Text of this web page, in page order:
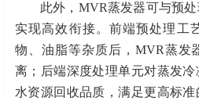
此外， MVR蒸发器可与预
实现高效衔接。前端预处理工
物、油脂等杂质后，MVR蒸发
离；后端深度处理单元对蒸发
水资源回收品质，满足更高标